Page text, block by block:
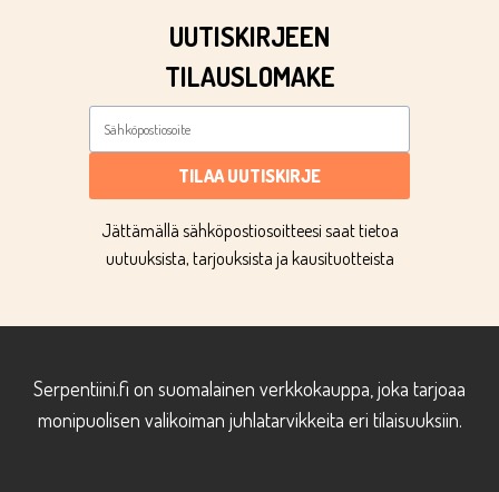
UUTISKIRJEEN
TILAUSLOMAKE
TILAA UUTISKIRJE
Jättämällä sähköpostiosoitteesi saat tietoa
uutuuksista, tarjouksista ja kausituotteista
Serpentiini.fi on suomalainen verkkokauppa, joka tarjoaa
monipuolisen valikoiman juhlatarvikkeita eri tilaisuuksiin.